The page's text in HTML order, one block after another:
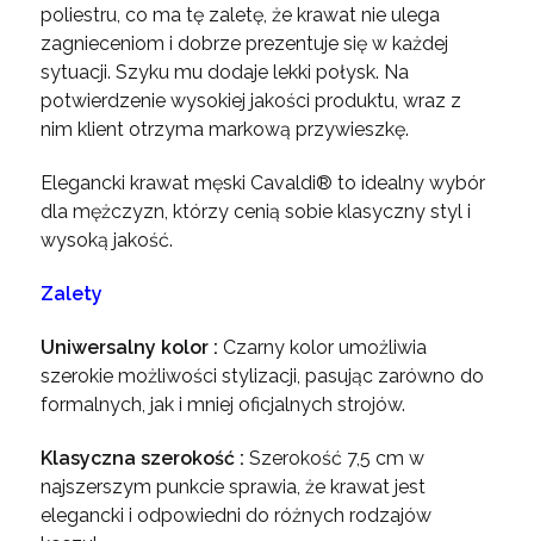
poliestru, co ma tę zaletę, że krawat nie ulega
zagnieceniom i dobrze prezentuje się w każdej
sytuacji. Szyku mu dodaje lekki połysk. Na
potwierdzenie wysokiej jakości produktu, wraz z
nim klient otrzyma markową przywieszkę.
Elegancki krawat męski Cavaldi® to idealny wybór
dla mężczyzn, którzy cenią sobie klasyczny styl i
wysoką jakość.
Zalety
Uniwersalny kolor : Czarny kolor umożliwia
szerokie możliwości stylizacji, pasując zarówno do
formalnych, jak i mniej oficjalnych strojów.
Klasyczna szerokość : Szerokość 7,5 cm w
najszerszym punkcie sprawia, że krawat jest
elegancki i odpowiedni do różnych rodzajów